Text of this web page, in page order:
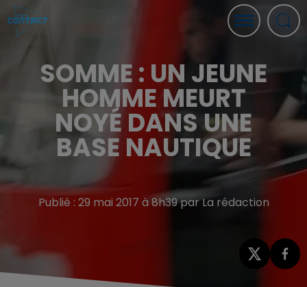
SOMME : UN JEUNE
HOMME MEURT
NOYÉ DANS UNE
BASE NAUTIQUE
Publié : 29 mai 2017 à 8h39 par La rédaction